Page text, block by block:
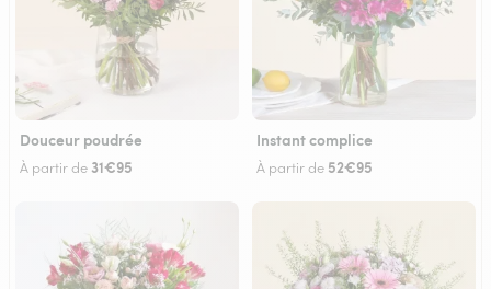
Douceur poudrée
À partir de 31€95
Instant complice
À partir de 52€95